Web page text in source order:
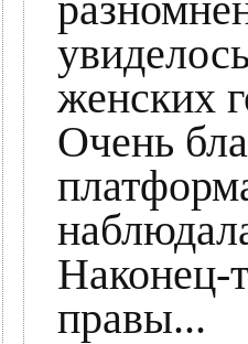
женских
Очень
Наконец-
правы...